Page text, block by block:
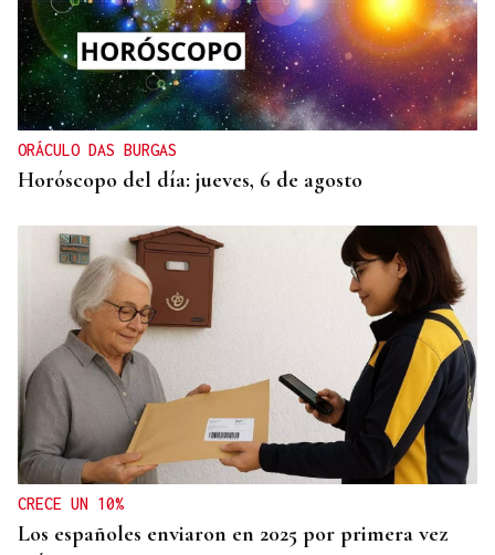
ORÁCULO DAS BURGAS
Horóscopo del día: jueves, 6 de agosto
CRECE UN 10%
Los españoles enviaron en 2025 por primera vez